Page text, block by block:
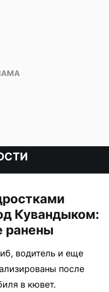
Кувандыком:
ранены
водитель и еще
после
в кювет.